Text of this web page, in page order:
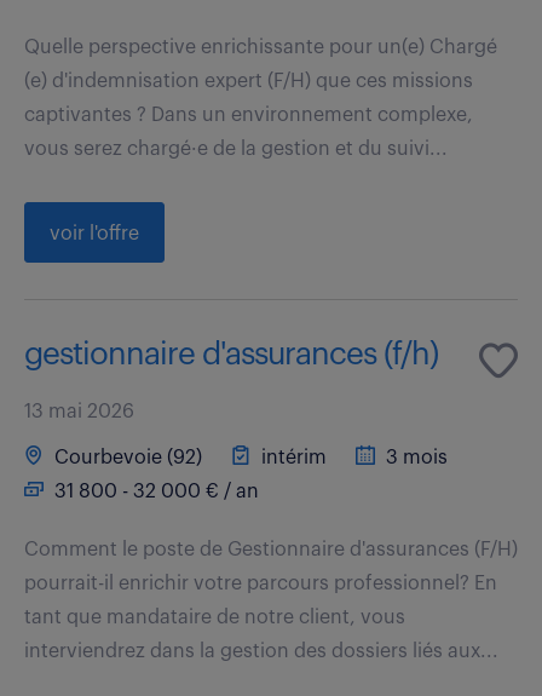
Quelle perspective enrichissante pour un(e) Chargé
(e) d'indemnisation expert (F/H) que ces missions
captivantes ? Dans un environnement complexe,
vous serez chargé·e de la gestion et du suivi...
voir l'offre
gestionnaire d'assurances (f/h)
13 mai 2026
Courbevoie (92) intérim
3 mois
31 800 - 32 000 € / an
Comment le poste de Gestionnaire d'assurances (F/H)
pourrait-il enrichir votre parcours professionnel? En
tant que mandataire de notre client, vous
interviendrez dans la gestion des dossiers liés aux...